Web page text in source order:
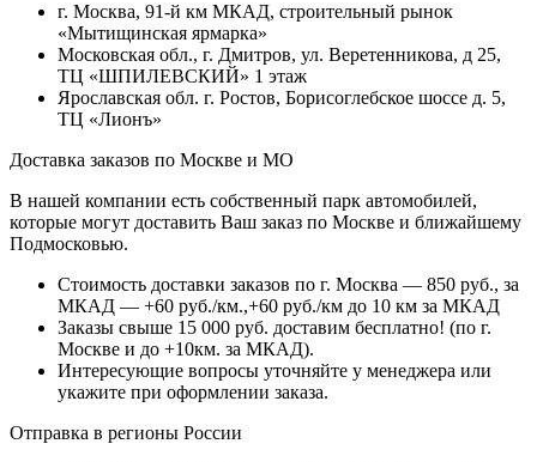
г. Москва, 91-й км МКАД, строительный рынок
«Мытищинская ярмарка»
Московская обл., г. Дмитров, ул. Веретенникова, д 25,
ТЦ «ШПИЛЕВСКИЙ» 1 этаж
Ярославская обл. г. Ростов, Борисоглебское шоссе д. 5,
ТЦ «Лионъ»
Доставка заказов по Москве и МО
В нашей компании есть собственный парк автомобилей,
которые могут доставить Ваш заказ по Москве и ближайшему
Подмосковью.
Стоимость доставки заказов по г. Москва — 850 руб., за
МКАД — +60 руб./км.,+60 руб./км до 10 км за МКАД
Заказы свыше 15 000 руб. доставим бесплатно! (по г.
Москве и до +10км. за МКАД).
Интересующие вопросы уточняйте у менеджера или
укажите при оформлении заказа.
Отправка в регионы России